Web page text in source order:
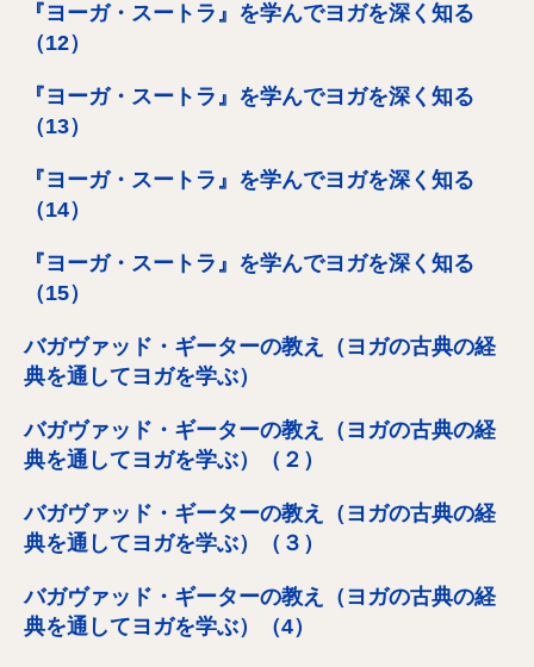
『ヨーガ・スートラ』を学んでヨガを深く知る
（12）
『ヨーガ・スートラ』を学んでヨガを深く知る
（13）
『ヨーガ・スートラ』を学んでヨガを深く知る
（14）
『ヨーガ・スートラ』を学んでヨガを深く知る
（15）
バガヴァッド・ギーターの教え（ヨガの古典の経
典を通してヨガを学ぶ）
バガヴァッド・ギーターの教え（ヨガの古典の経
典を通してヨガを学ぶ）（２）
バガヴァッド・ギーターの教え（ヨガの古典の経
典を通してヨガを学ぶ）（３）
バガヴァッド・ギーターの教え（ヨガの古典の経
典を通してヨガを学ぶ）（4）